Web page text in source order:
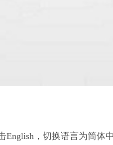
English，切换语言为简体